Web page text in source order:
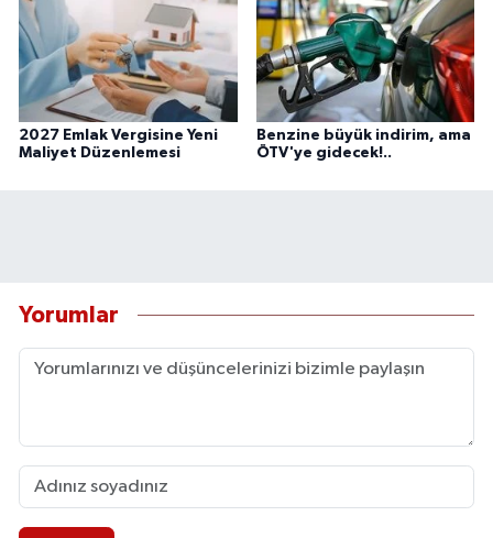
2027 Emlak Vergisine Yeni
Maliyet Düzenlemesi
Benzine büyük indirim, ama
ÖTV'ye gidecek!..
Yorumlar